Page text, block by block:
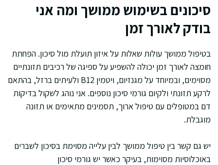
סיכונים בשימוש ממושך ומה אני
בודק לאורך זמן
בטיפול ממושך עולות שאלות על איזון תועלת מול סיכון. הפחתת
חומצה לאורך זמן יכולה להשפיע על ספיגה של רכיבים תזונתיים
מסוימים, ובמיוחד על מגנזיום, ויטמין B12 ולעיתים ברזל, בהתאם
לרקע תזונתי ולקיום גורמי סיכון נוספים. אני נוהג לשקול בדיקות
דם במטופלים עם טיפול ארוך, תסמינים מתאימים או תזונה
מוגבלת.
יש גם קשר בין טיפול ממושך לבין עלייה מסוימת בסיכון לשברים
באוכלוסיות מסוימות, בעיקר כאשר יש גורמי סיכון